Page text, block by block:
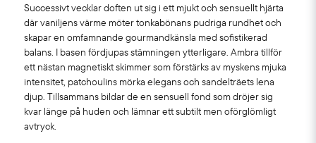
Successivt vecklar doften ut sig i ett mjukt och sensuellt hjärta
där vaniljens värme möter tonkabönans pudriga rundhet och
skapar en omfamnande gourmandkänsla med sofistikerad
balans. I basen fördjupas stämningen ytterligare. Ambra tillför
ett nästan magnetiskt skimmer som förstärks av myskens mjuka
intensitet, patchoulins mörka elegans och sandelträets lena
djup. Tillsammans bildar de en sensuell fond som dröjer sig
kvar länge på huden och lämnar ett subtilt men oförglömligt
avtryck.